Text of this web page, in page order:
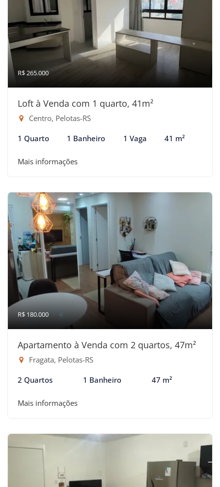
R$ 265.000
Loft à Venda com 1 quarto, 41m²
Centro, Pelotas-RS
1 Quarto 1 Banheiro 1 Vaga 41 m²
Mais informações
R$ 180.000
Apartamento à Venda com 2 quartos, 47m²
Fragata, Pelotas-RS
2 Quartos 1 Banheiro 47 m²
Mais informações